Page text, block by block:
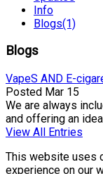
Info
Blogs(1)
Blogs
VapeS AND E-
Posted Mar 15
We are always
and offering an
View All Entries
This website uses
experience on our